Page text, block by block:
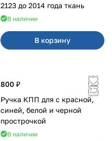
2123 до 2014 года ткань
В наличии
В корзину
800 ₽
Ручка КПП для с красной,
синей, белой и черной
прострочкой
В наличии